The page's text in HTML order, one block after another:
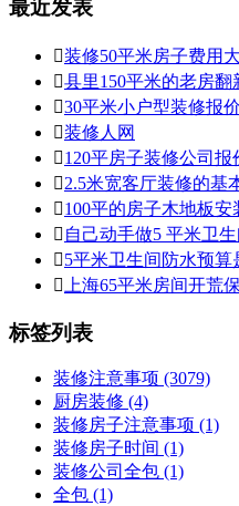
最近发表
装修50平米房子费用
县里150平米的老房翻
30平米小户型装修报
装修人网
120平房子装修公司报
2.5米宽客厅装修的基
100平的房子木地板
 自己动手做5 平米卫
5平米卫生间防水预算
 上海65平米房间开荒
标签列表
装修注意事项 (3079)
厨房装修 (4)
装修房子注意事项 (1)
装修房子时间 (1)
装修公司全包 (1)
全包 (1)